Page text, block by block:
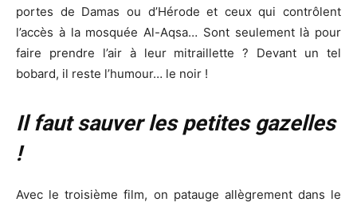
portes de Damas ou d’Hérode et ceux qui contrôlent
l’accès à la mosquée Al-Aqsa… Sont seulement là pour
faire prendre l’air à leur mitraillette ? Devant un tel
bobard, il reste l’humour… le noir !
Il faut sauver les petites gazelles
!
Avec le troisième film, on patauge allègrement dans le